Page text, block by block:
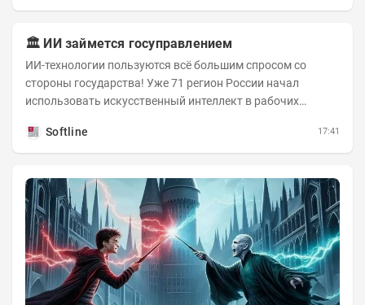
🏛️ ИИ займется госуправлением
ИИ-технологии пользуются всё большим спросом со
стороны государства! Уже 71 регион России начал
использовать искусственный интеллект в рабочих
Softline
17:41